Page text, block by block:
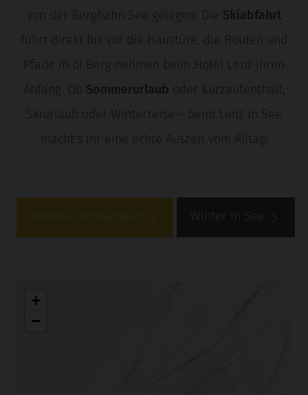
von der Bergbahn See gelegen. Die Skiabfahrt
führt direkt bis vor die Haustüre, die Routen und
Pfade in di Berg nehmen beim Hotel Lenz ihren
Anfang. Ob Sommerurlaub oder Kurzaufenthalt,
Skiurlaub oder Winterreise – beim Lenz in See
macht's ihr eine echte Auszeit vom Alltag!
Sommer im Paznaun Winter in See
+
−